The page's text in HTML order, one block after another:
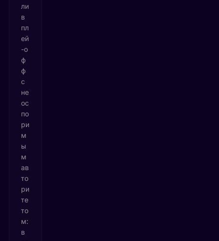
ли
в
пл
ей
-о
ф
ф
с
не
ос
по
ри
м
ы
м
ав
то
ри
те
то
м:
в